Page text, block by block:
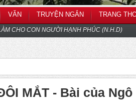
VĂN TRUYỆN NGẮN TRANG
CHO CON NGƯỜI HẠNH PHÚC (N.H.D)
MẮT - Bài của